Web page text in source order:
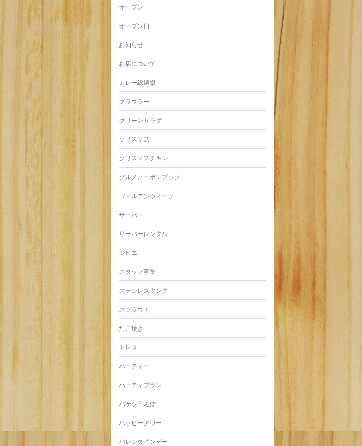
オープン
オープン日
お知らせ
お店について
カレー総選挙
グラウラー
グリーンサラダ
クリスマス
クリスマスチキン
グルメクーポンブック
ゴールデンウィーク
サーバー
サーバーレンタル
ジビエ
スタッフ募集
ステンレスタンク
スプラウト
たこ焼き
トレタ
パーティー
パーティプラン
バケツ田んぼ
ハッピーアワー
バレンタインデー